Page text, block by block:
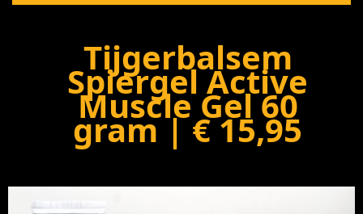
Tijgerbalsem
Spiergel Active
Muscle Gel 60
gram | € 15,95